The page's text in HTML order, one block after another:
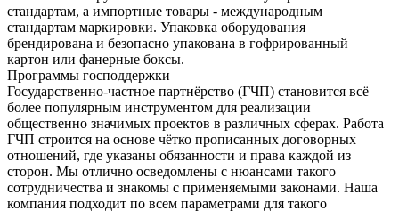
стандартам, а импортные товары - международным
стандартам маркировки. Упаковка оборудования
брендирована и безопасно упакована в гофрированный
картон или фанерные боксы.
Программы господдержки
Государственно-частное партнёрство (ГЧП) становится всё
более популярным инструментом для реализации
общественно значимых проектов в различных сферах. Работа
ГЧП строится на основе чётко прописанных договорных
отношений, где указаны обязанности и права каждой из
сторон. Мы отлично осведомлены с нюансами такого
сотрудничества и знакомы с применяемыми законами. Наша
компания подходит по всем параметрами для такого